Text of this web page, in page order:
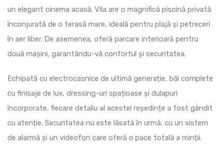
un elegant cinema acasă. Vila are o magnifică piscină privată
înconjurată de o terasă mare, ideală pentru plajă și petreceri
în aer liber. De asemenea, oferă parcare interioară pentru
două mașini, garantându-vă confortul și securitatea.
Echipată cu electrocasnice de ultimă generație, băi complete
cu finisaje de lux, dressing-uri spațioase și dulapuri
încorporate, fiecare detaliu al acestei reședințe a fost gândit
cu atenție. Securitatea nu este lăsată în urmă, cu un sistem
de alarmă și un videofon care oferă o pace totală a minții.